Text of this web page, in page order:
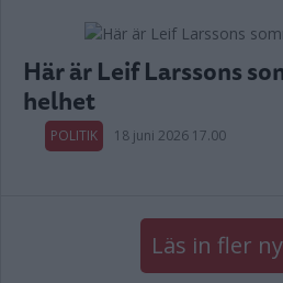
Här är Leif Larssons
helhet
POLITIK 18 juni 2026 17.00
Läs in fler